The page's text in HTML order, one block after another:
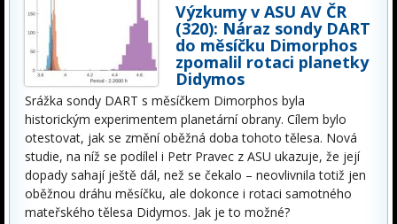
Výzkumy v ASU AV ČR
(320): Náraz sondy DART
do měsíčku Dimorphos
zpomalil rotaci planetky
Didymos
Srážka sondy DART s měsíčkem Dimorphos byla
historickým experimentem planetární obrany. Cílem bylo
otestovat, jak se změní oběžná doba tohoto tělesa. Nová
studie, na níž se podílel i Petr Pravec z ASU ukazuje, že její
dopady sahají ještě dál, než se čekalo – neovlivnila totiž jen
oběžnou dráhu měsíčku, ale dokonce i rotaci samotného
mateřského tělesa Didymos. Jak je to možné?